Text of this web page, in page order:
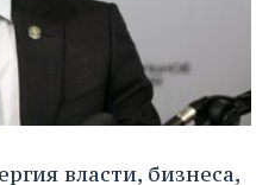
власти, бизнеса,